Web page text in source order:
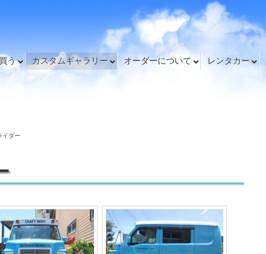
う カスタムギャラリー オーダーについて レンタカー
イダー